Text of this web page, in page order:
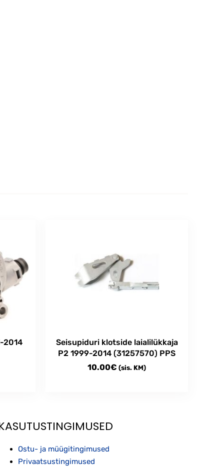
2014
Seisupiduri klotside laialilükkaja
P2 1999-2014 (31257570) PPS
10.00€ (sis. KM)
Ostu- ja müügitingimused
Privaatsustingimused